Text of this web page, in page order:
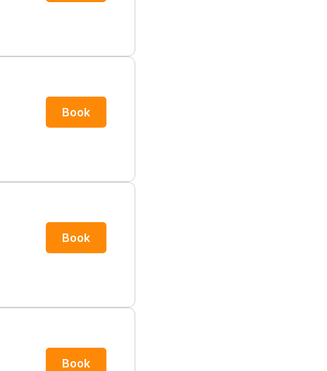
Book
Book
Book